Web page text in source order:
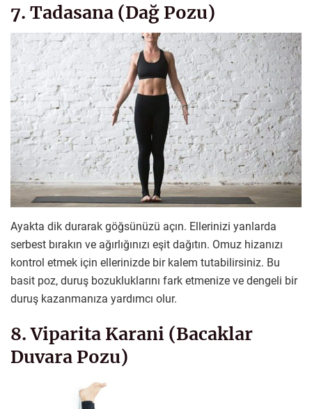
7. Tadasana (Dağ Pozu)
Ayakta dik durarak göğsünüzü açın. Ellerinizi yanlarda
serbest bırakın ve ağırlığınızı eşit dağıtın. Omuz hizanızı
kontrol etmek için ellerinizde bir kalem tutabilirsiniz. Bu
basit poz, duruş bozukluklarını fark etmenize ve dengeli bir
duruş kazanmanıza yardımcı olur.
8. Viparita Karani (Bacaklar
Duvara Pozu)